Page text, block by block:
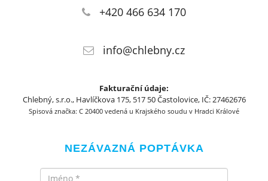
+420 466 634 170
info@chlebny.cz
Fakturační údaje:
Chlebný, s.r.o., Havlíčkova 175, 517 50 Častolovice, IČ: 27462676
Spisová značka: C 20400 vedená u Krajského soudu v Hradci Králové
NEZÁVAZNÁ POPTÁVKA